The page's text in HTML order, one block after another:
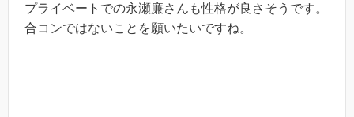
プライベートでの永瀬廉さんも性格が良さそうです。
合コンではないことを願いたいですね。